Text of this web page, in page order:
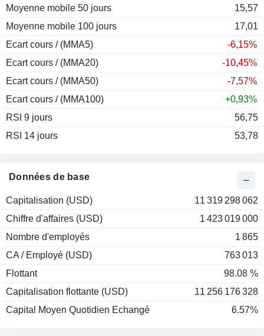
Données de base
Capitalisation (USD)
11 319 298 062
Chiffre d'affaires (USD)
1 423 019 000
Nombre d'employés
1 865
CA / Employé (USD)
763 013
Flottant
98.08 %
Capitalisation flottante (USD)
11 256 176 328
Capital Moyen Quotidien Echangé
6.57%
Moyenne mobile 50 jours
15,57
Moyenne mobile 100 jours
17,01
Ecart cours / (MMA5)
-6,15%
Ecart cours / (MMA20)
-10,45%
Ecart cours / (MMA50)
-7,57%
Ecart cours / (MMA100)
+0,93%
RSI 9 jours
56,75
RSI 14 jours
53,78
2009
+120,71%
2008
-70,05%
2007
2006
2005
2004
-29,67%
2003
2002
2000
1998
1993
+50,00%
1992